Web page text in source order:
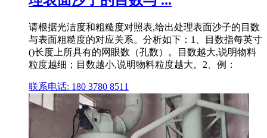
请根据光洁度和粗糙度对照表,给出处理表面沙子的目数
与表面粗糙度的对应关系。分析如下：1、目数指每英寸
()长度上所具有的网眼数（孔数）。目数越大,说明物料
粒度越细；目数越小,说明物料粒度越大。2、例：
联系电话: 180 3780 8511